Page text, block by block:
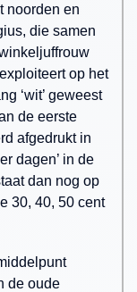
noorden en
die samen
op het
‘wit’ geweest
de eerste
afgedrukt in
dagen’ in de
dan nog op
30, 40, 50 cent
de oude